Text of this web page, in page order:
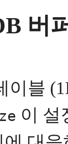
버
이블
이 설